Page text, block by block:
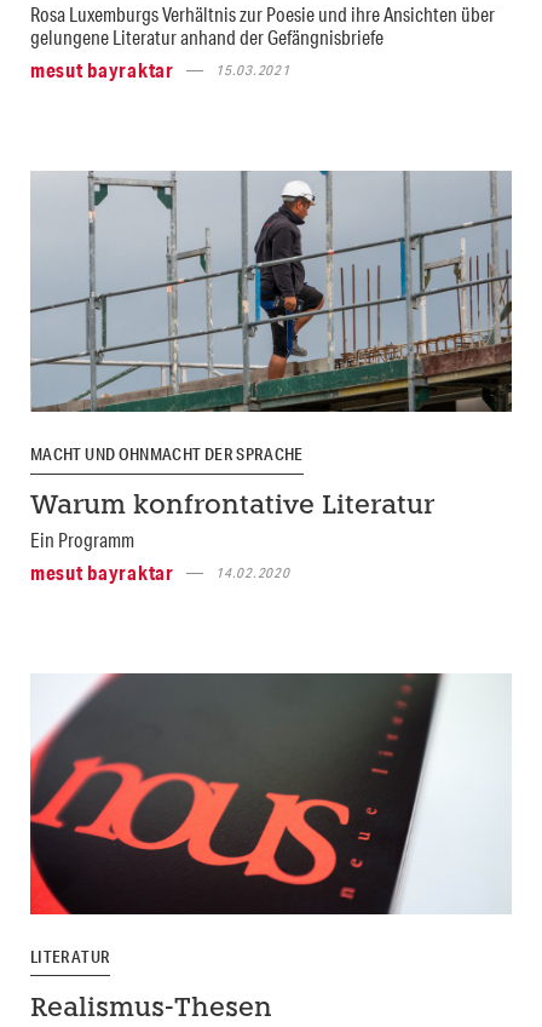
Rosa Luxemburgs Verhältnis zur Poesie und ihre Ansichten über
gelungene Literatur anhand der Gefängnisbriefe
mesut bayraktar
15.03.2021
MACHT UND OHNMACHT DER SPRACHE
Warum konfrontative Literatur
Ein Programm
mesut bayraktar
14.02.2020
LITERATUR
Realismus-Thesen